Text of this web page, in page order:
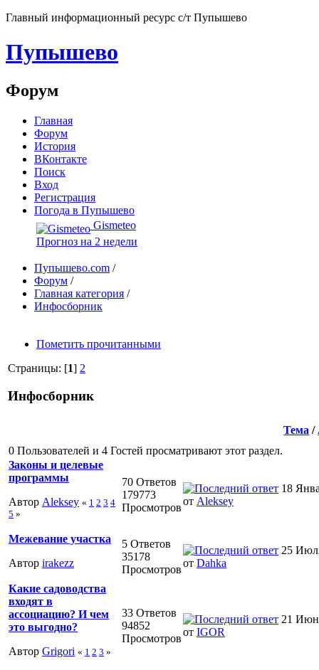
Главный информационный ресурс с/т Пупышево
Пупышево
Форум
Главная
Форум
История
ВКонтакте
Поиск
Вход
Регистрация
Погода в Пупышево
Gismeteo
Прогноз на 2 недели
Пупышево.com /
Форум /
Главная категория /
Инфосборник
Пометить прочитанными
Страницы: [1] 2
Инфосборник
Тема /
0 Пользователей и 4 Гостей просматривают этот раздел.
Законы и целевые
программы
Автор Aleksey « 1 2 3 4
5 »
70 Ответов
179773
Просмотров
18
от Aleksey
Межевание участка
Автор irakezz
5 Ответов
35178
Просмотров
25
от Dahka
Какие садоводства
входят в
ассоциацию? И чем
это выгодно?
Автор Grigori « 1 2 3 »
33 Ответов
94852
Просмотров
21
от IGOR